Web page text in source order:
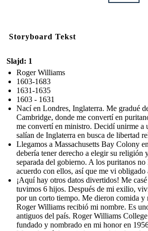
Storyboard Tekst
Slajd: 1
Roger Williams
1603-1683
1631-1635
1603 - 1631
Nací en Londres, Inglaterra. Me gradué
Cambridge, donde me convertí en
me convertí en ministro. Decidí unirme a
salían de Inglaterra en busca de libertad
Llegamos a Massachusetts Bay Colony
debería tener derecho a elegir su religión
separada del gobierno. A los puritanos
acuerdo con ellos, así que me vi obligado
¡Aquí hay otros datos divertidos! Me
tuvimos 6 hijos. Después de mi exilio,
por un corto tiempo. Me dieron comida
Roger Williams recibió mi nombre. Es
antiguos del país. Roger Williams
fundado y nombrado en mi honor en